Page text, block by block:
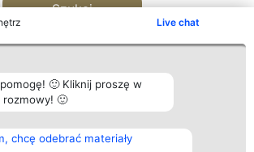
Live chat
🙂 Kliknij proszę w
🙂
chcę odebrać materiały
Szukaj
o.
Plebiscyt
Laureaci
Kontakt
Kontakt